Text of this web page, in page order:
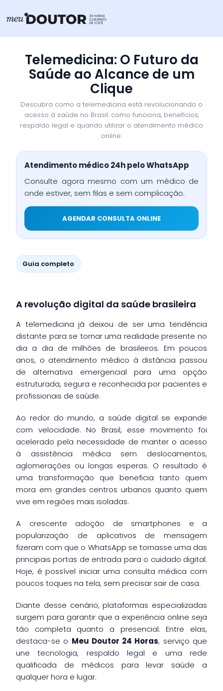
para
Telemedicina: O Futuro da
Saúde ao Alcance de um
Clique
Descubra como a telemedicina está revolucionando o
acesso à saúde no Brasil: como funciona, benefícios,
respaldo legal e quando utilizar o atendimento médico
online.
Atendimento médico 24h pelo WhatsApp
Consulte agora mesmo com um médico de
onde estiver, sem filas e sem complicação.
AGENDAR CONSULTA ONLINE
Guia completo
A revolução digital da saúde brasileira
A telemedicina já deixou de ser uma tendência
distante para se tornar uma realidade presente no
dia a dia de milhões de brasileiros. Em poucos
anos, o atendimento médico à distância passou
de alternativa emergencial para uma opção
estruturada, segura e reconhecida por pacientes e
profissionais de saúde.
Ao redor do mundo, a saúde digital se expande
com velocidade. No Brasil, esse movimento foi
acelerado pela necessidade de manter o acesso
à assistência médica sem deslocamentos,
aglomerações ou longas esperas. O resultado é
uma transformação que beneficia tanto quem
mora em grandes centros urbanos quanto quem
vive em regiões mais isoladas.
A crescente adoção de smartphones e a
popularização de aplicativos de mensagem
fizeram com que o WhatsApp se tornasse uma das
principais portas de entrada para o cuidado digital.
Hoje, é possível iniciar uma consulta médica com
poucos toques na tela, sem precisar sair de casa.
Diante desse cenário, plataformas especializadas
surgem para garantir que a experiência online seja
tão completa quanto a presencial. Entre elas,
destaca-se o Meu Doutor 24 Horas, serviço que
une tecnologia, respaldo legal e uma rede
qualificada de médicos para levar saúde a
qualquer hora e lugar.